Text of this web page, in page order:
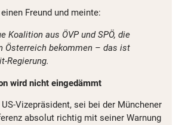
Freund und meinte:
Koalition aus ÖVP und SPÖ, die
Österreich bekommen – das ist
Regierung.
wird nicht eingedämmt
Vizepräsident, sei bei der Münchener
absolut richtig mit seiner Warnung